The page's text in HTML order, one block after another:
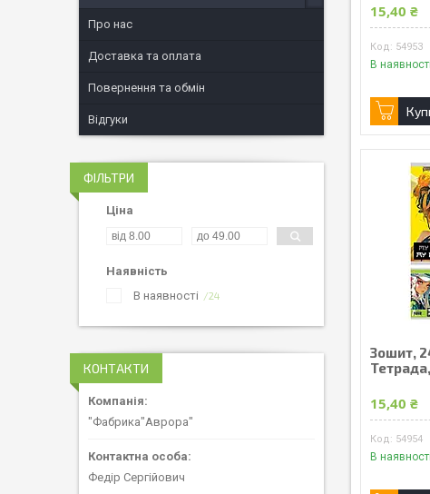
15,40 ₴
54953
В наявності
Зошит,
15,40 ₴
54954
В наявності
Про нас
Доставка та оплата
Повернення та обмін
Відгуки
ФІЛЬТРИ
Ціна
Наявність
В наявності
24
КОНТАКТИ
"Фабрика"Аврора"
Федір Сергійович